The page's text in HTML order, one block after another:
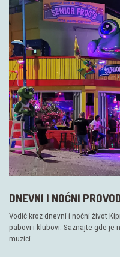
DNEVNI I NOĆNI
Vodič kroz dnevni i noćni život
pabovi i klubovi. Saznajte gde je
muzici.